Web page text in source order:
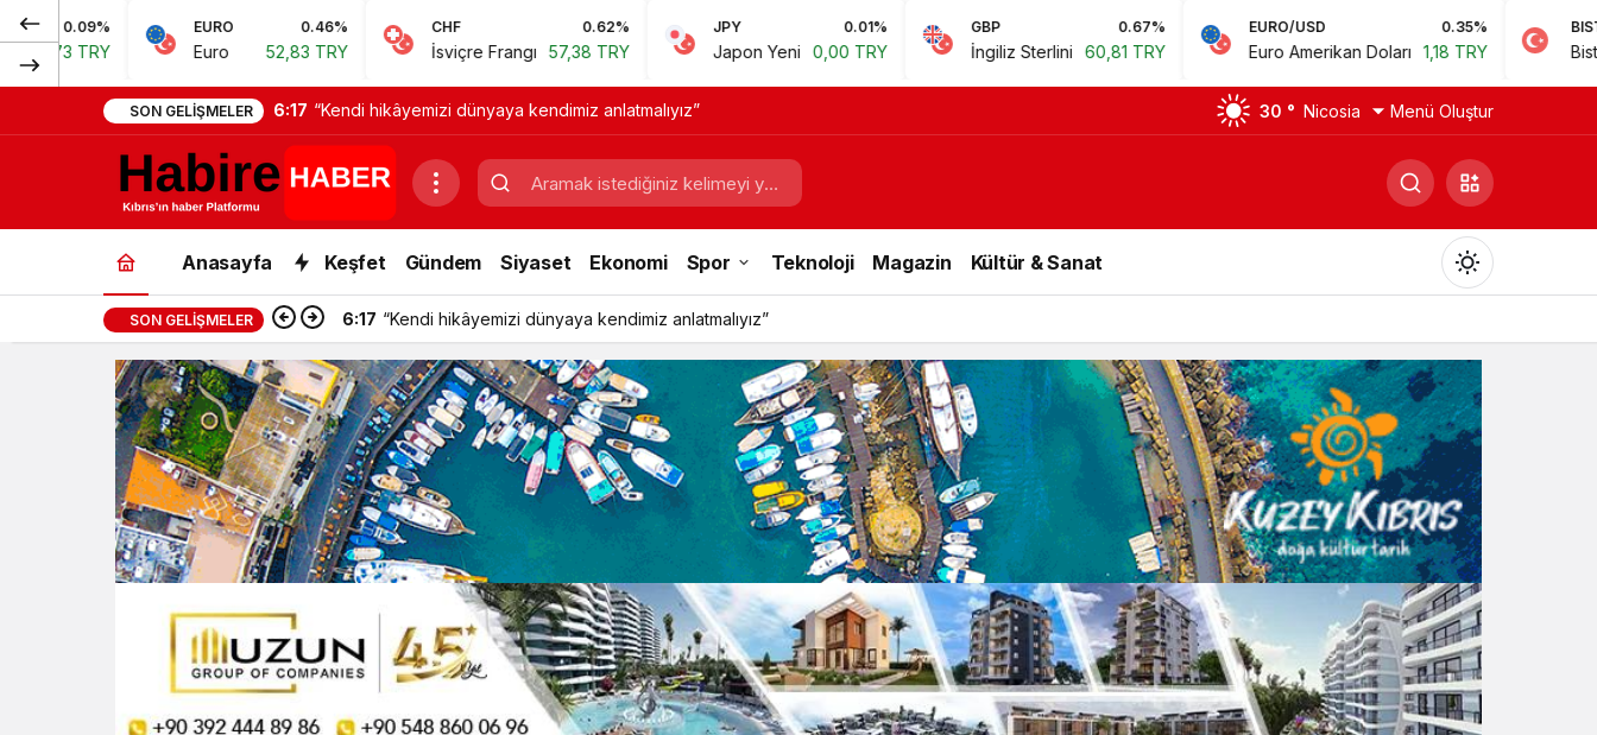
EURO 0.46%
52,83 TRY
0.62%
İsviçre Frangı 57,38 TRY
0.01%
Japon Yeni 0,00 TRY
0.67%
İngiliz Sterlini 60,81 TRY
EURO/USD 0.35%
Euro Amerikan Doları 1,18 TRY
0.78%
Bist 100 14.168,35 TRY
SON GELIŞMELER 6:17 “Kendi hikâyemizi dünyaya kendimiz anlatmalıyız” 30 ° Nicosia Menü Oluştur
Anasayfa Keşfet Gündem Siyaset Ekonomi Spor Teknoloji Magazin Kültür & Sanat
Gündüz Modu
Gündüz modunu seçin.
Gece Modu
Gece modunu seçin.
Sistem Modu
Sistem modunu seçin.
SON GELIŞMELER 6:17 “Kendi hikâyemizi dünyaya kendimiz anlatmalıyız”